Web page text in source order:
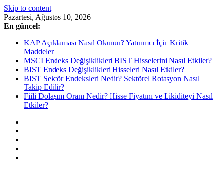
Skip to content
Pazartesi, Ağustos 10, 2026
En güncel:
KAP Açıklaması Nasıl Okunur? Yatırımcı İçin Kritik
Maddeler
MSCI Endeks Değişiklikleri BIST Hisselerini Nasıl Etkiler?
BIST Endeks Değişiklikleri Hisseleri Nasıl Etkiler?
BIST Sektör Endeksleri Nedir? Sektörel Rotasyon Nasıl
Takip Edilir?
Fiili Dolaşım Oranı Nedir? Hisse Fiyatını ve Likiditeyi Nasıl
Etkiler?